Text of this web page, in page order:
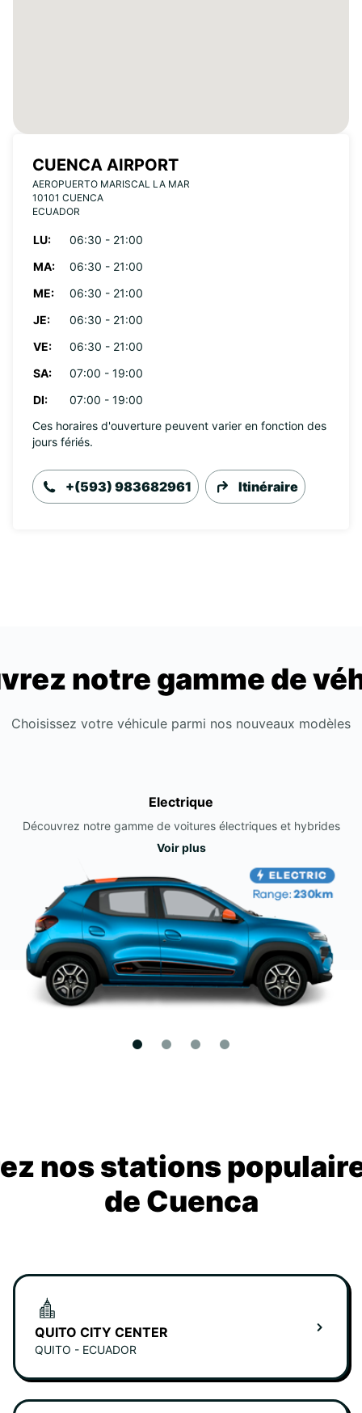
CUENCA AIRPORT
AEROPUERTO MARISCAL LA MAR
10101 CUENCA
ECUADOR
LU:
06:30 - 21:00
MA:
06:30 - 21:00
ME:
06:30 - 21:00
JE:
06:30 - 21:00
VE:
06:30 - 21:00
SA:
07:00 - 19:00
DI:
07:00 - 19:00
Ces horaires d'ouverture peuvent varier en fonction des
jours fériés.
+(593) 983682961 Itinéraire
notre gamme de
Choisissez votre véhicule parmi nos nouveaux modèles
Electrique
Découvrez notre gamme de voitures électriques et hybrides
Voir plus
nos stations
de Cuenca
QUITO CITY CENTER
QUITO - ECUADOR